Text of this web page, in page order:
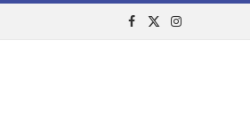
Facebook
X
Instagram